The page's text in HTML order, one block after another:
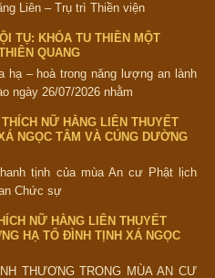
Liên – Trụ trì Thiền viện
TỤ: KHÓA TU THIỀN MỘT
QUANG
hạ – hoà trong năng lượng an lành
ngày 26/07/2026 nhằm
NỮ HẰNG LIÊN THUYẾT
NGỌC TÂM VÀ CÚNG DƯỜNG
tịnh của mùa An cư Phật lịch
Chức sự
NỮ HẰNG LIÊN THUYẾT
HẠ TỔ ĐÌNH TỊNH XÁ NGỌC
THƯƠNG TRONG MÙA AN CƯ